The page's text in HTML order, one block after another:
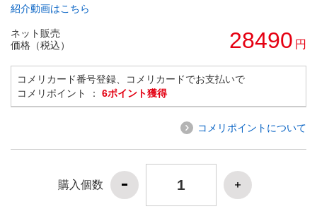
紹介動画はこちら
ネット販売
価格（税込）
28490 円
コメリカード番号登録、コメリカードでお支払いで
コメリポイント ： 6ポイント獲得
コメリポイントについて
購入個数